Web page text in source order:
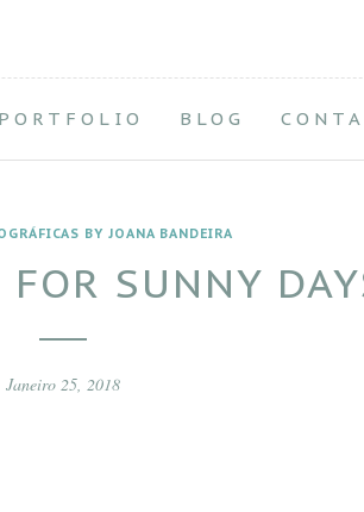
PORTFOLIO BLOG
BY JOANA BANDEIRA
SUNNY
Janeiro 25, 2018